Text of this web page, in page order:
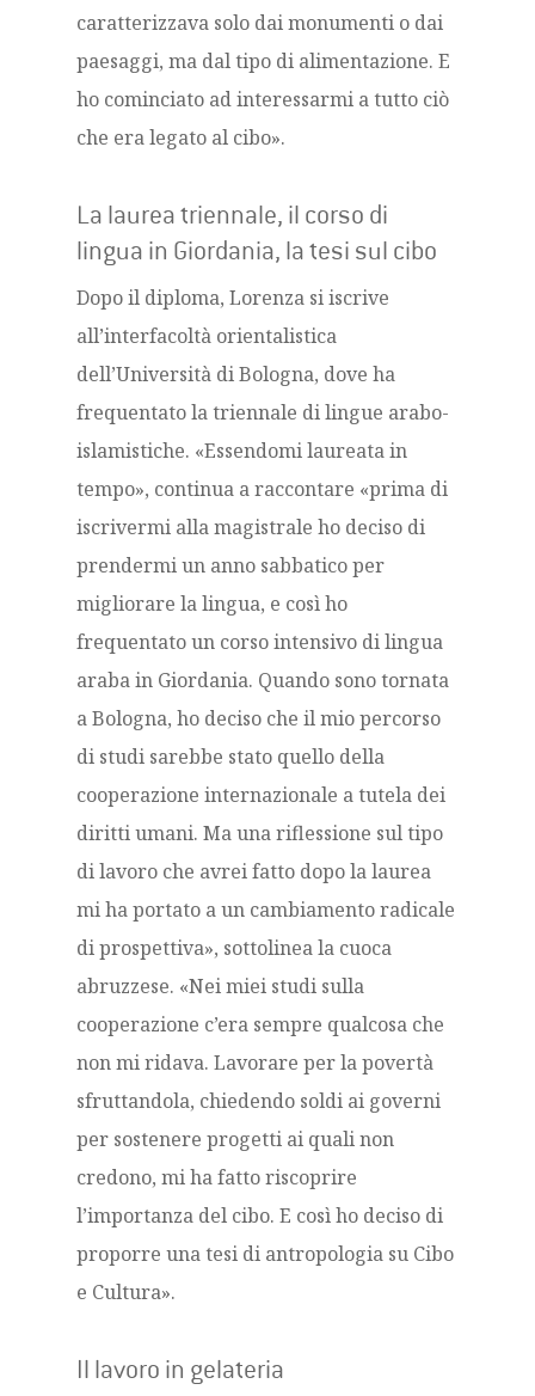
caratterizzava solo dai monumenti o dai
paesaggi, ma dal tipo di alimentazione. E
ho cominciato ad interessarmi a tutto ciò
che era legato al cibo».
La laurea triennale, il corso di
lingua in Giordania, la tesi sul cibo
Dopo il diploma, Lorenza si iscrive
all’interfacoltà orientalistica
dell’Università di Bologna, dove ha
frequentato la triennale di lingue arabo-
islamistiche. «Essendomi laureata in
tempo», continua a raccontare «prima di
iscrivermi alla magistrale ho deciso di
prendermi un anno sabbatico per
migliorare la lingua, e così ho
frequentato un corso intensivo di lingua
araba in Giordania. Quando sono tornata
a Bologna, ho deciso che il mio percorso
di studi sarebbe stato quello della
cooperazione internazionale a tutela dei
diritti umani. Ma una riflessione sul tipo
di lavoro che avrei fatto dopo la laurea
mi ha portato a un cambiamento radicale
di prospettiva», sottolinea la cuoca
abruzzese. «Nei miei studi sulla
cooperazione c’era sempre qualcosa che
non mi ridava. Lavorare per la povertà
sfruttandola, chiedendo soldi ai governi
per sostenere progetti ai quali non
credono, mi ha fatto riscoprire
l’importanza del cibo. E così ho deciso di
proporre una tesi di antropologia su Cibo
e Cultura».
Il lavoro in gelateria